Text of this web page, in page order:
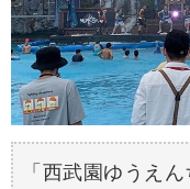
「西武園ゆうえ